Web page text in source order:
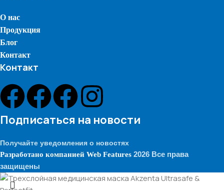
О нас
Продукция
Блог
Контакт
Контакт
Подписаться на новости
Получайте уведомления о новостях
Разработано компанией Web Features 2026 Все права
защищены